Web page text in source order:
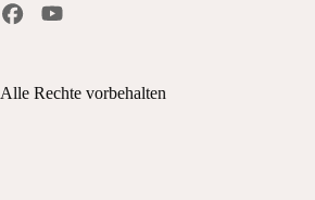
Alle Rechte vorbehalten